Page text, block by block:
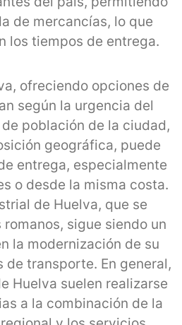
de mercancías, lo que
los tiempos de entrega.
ofreciendo opciones de
según la urgencia del
población de la ciudad,
geográfica, puede
entrega, especialmente
o desde la misma costa.
de Huelva, que se
sigue siendo un
la modernización de su
transporte. En general,
Huelva suelen realizarse
a la combinación de la